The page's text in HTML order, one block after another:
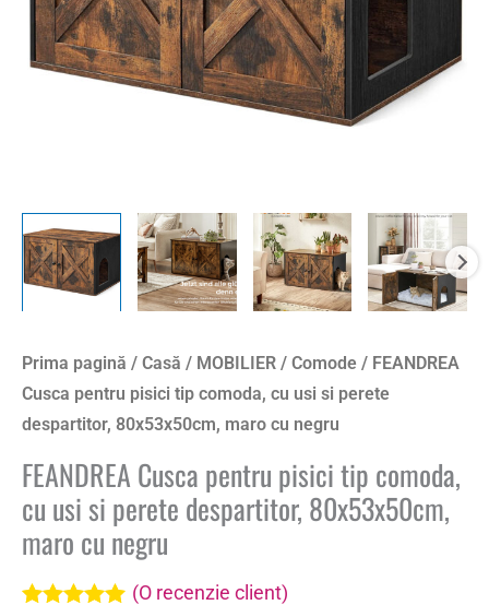
Prima pagină / Casă / MOBILIER / Comode / FEANDREA
Cusca pentru pisici tip comoda, cu usi si perete
despartitor, 80x53x50cm, maro cu negru
FEANDREA Cusca pentru pisici tip comoda,
cu usi si perete despartitor, 80x53x50cm,
maro cu negru
(O recenzie client)